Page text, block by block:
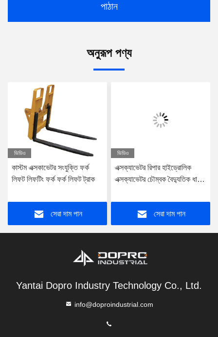
পাঠান
অনুরূপ পণ্য
ভিডিও
কাস্টম এক্সকাভেটর সংযুক্তি ফর্ক
লিফট লিফটিং ফর্ক ফর্ক লিফট ট্রাক
সেরা দাম পান
ভিডিও
এক্সক্যাভেটর রিপার হাইড্রোলিক
এক্সক্যাভেটর চৌম্বক বৈদ্যুতিক ধাতব
সেরা দাম পান
Yantai Dopro Industry Technology Co., Ltd.
info@doproindustrial.com